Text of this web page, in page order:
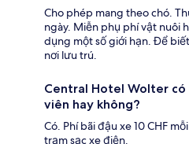
Cho phép mang theo chó.
ngày. Miễn phụ phí vật nuôi
dụng một số giới hạn. Để
nơi lưu trú.
Central Hotel Wolter có
viên hay không?
Có. Phí bãi đậu xe 10 CHF
trạm sạc xe điện.